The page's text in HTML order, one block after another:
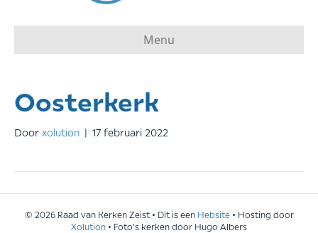
Menu
Oosterkerk
Door xolution | 17 februari 2022
© 2026 Raad van Kerken Zeist • Dit is een Hebsite• Hosting door
Xolution • Foto's kerken door Hugo Albers